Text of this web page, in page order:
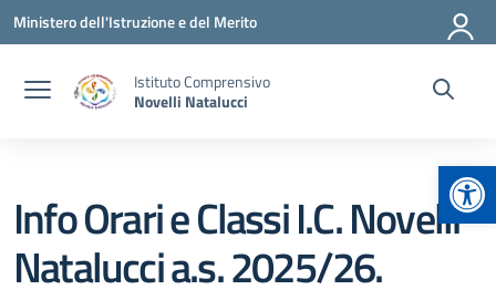
Vai ai contenuti
Vai al menu di navigazione
Vai al footer
Ministero dell'Istruzione e del Merito
Istituto Comprensivo
Novelli Natalucci
Info Orari e Classi I.C. Novelli
Natalucci a.s. 2025/26.